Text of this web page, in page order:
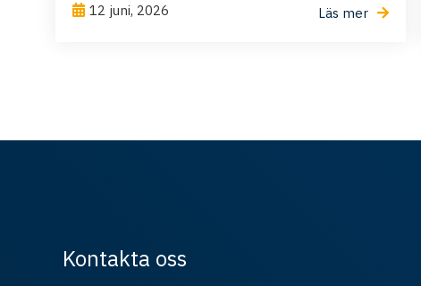
12 juni, 2026 Läs mer
Kontakta oss